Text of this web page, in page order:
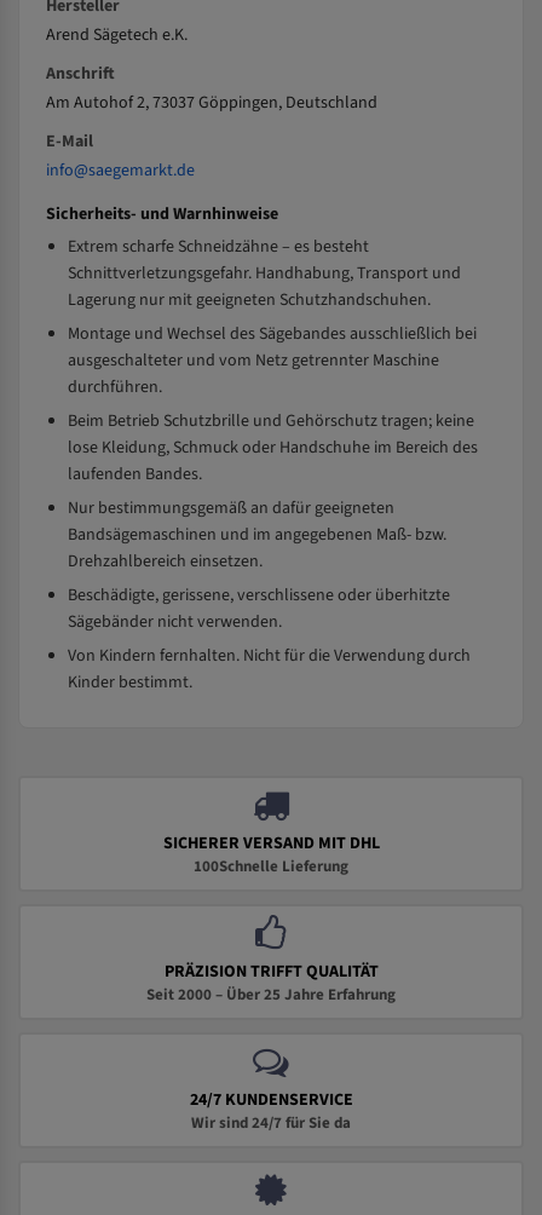
Hersteller
Arend Sägetech e.K.
Anschrift
Am Autohof 2, 73037 Göppingen, Deutschland
E-Mail
info@saegemarkt.de
Sicherheits- und Warnhinweise
Extrem scharfe Schneidzähne – es besteht
Schnittverletzungsgefahr. Handhabung, Transport und
Lagerung nur mit geeigneten Schutzhandschuhen.
Montage und Wechsel des Sägebandes ausschließlich bei
ausgeschalteter und vom Netz getrennter Maschine
durchführen.
Beim Betrieb Schutzbrille und Gehörschutz tragen; keine
lose Kleidung, Schmuck oder Handschuhe im Bereich des
laufenden Bandes.
Nur bestimmungsgemäß an dafür geeigneten
Bandsägemaschinen und im angegebenen Maß- bzw.
Drehzahlbereich einsetzen.
Beschädigte, gerissene, verschlissene oder überhitzte
Sägebänder nicht verwenden.
Von Kindern fernhalten. Nicht für die Verwendung durch
Kinder bestimmt.
SICHERER VERSAND MIT DHL
100Schnelle Lieferung
PRÄZISION TRIFFT QUALITÄT
Seit 2000 – Über 25 Jahre Erfahrung
24/7 KUNDENSERVICE
Wir sind 24/7 für Sie da